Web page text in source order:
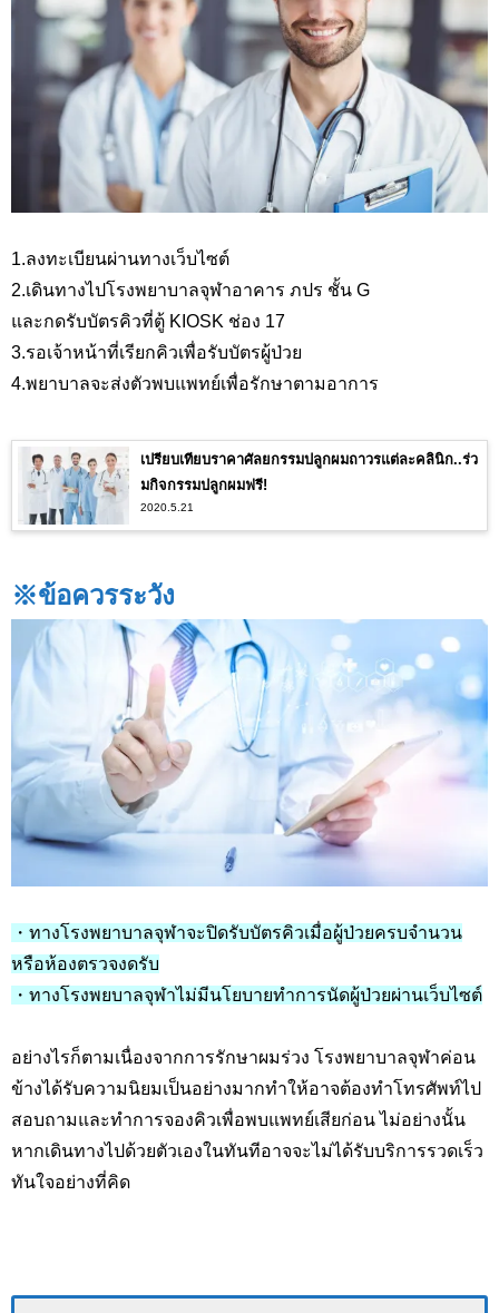
1.ลงทะเบียนผ่านทางเว็บไซต์
2.เดินทางไปโรงพยาบาลจุฬาอาคาร ภปร ชั้น G
และกดรับบัตรคิวที่ตู้ KIOSK ช่อง 17
3.รอเจ้าหน้าที่เรียกคิวเพื่อรับบัตรผู้ป่วย
4.พยาบาลจะส่งตัวพบแพทย์เพื่อรักษาตามอาการ
เปรียบเทียบราคาศัลยกรรมปลูกผมถาวรแต่ละคลินิก..ร่ว
มกิจกรรมปลูกผมฟรี!
2020.5.21
※ข้อควรระวัง
・ทางโรงพยาบาลจุฬาจะปิดรับบัตรคิวเมื่อผู้ป่วยครบจำนวน
หรือห้องตรวจงดรับ
・ทางโรงพยบาลจุฬาไม่มีนโยบายทำการนัดผู้ป่วยผ่านเว็บไซต์
อย่างไรก็ตามเนื่องจากการรักษาผมร่วง โรงพยาบาลจุฬาค่อน
ข้างได้รับความนิยมเป็นอย่างมากทำให้อาจต้องทำโทรศัพท์ไป
สอบถามและทำการจองคิวเพื่อพบแพทย์เสียก่อน ไม่อย่างนั้น
หากเดินทางไปด้วยตัวเองในทันทีอาจจะไม่ได้รับบริการรวดเร็ว
ทันใจอย่างที่คิด